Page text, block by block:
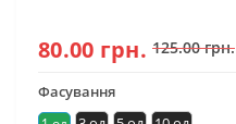
80.00 грн. 125.00 грн.
Фасування